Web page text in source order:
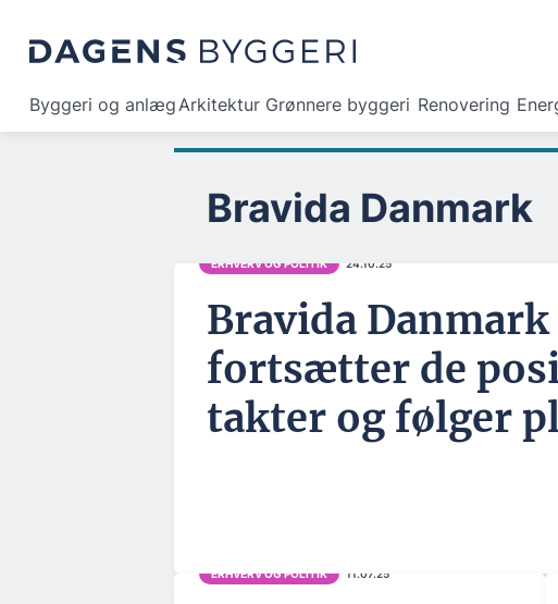
Byggeri og anlægArkitektur Grønnere byggeri Renovering
Bravida Danmark
ERHVERV OG POLITIK 24.10.25
Bravida Danmark
fortsætter de
takter og følger
ERHVERV OG POLITIK 11.07.25